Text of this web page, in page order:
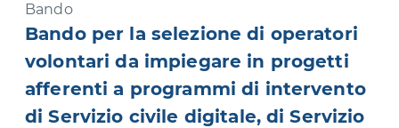
Bando
Bando per la selezione di operatori
volontari da impiegare in progetti
afferenti a programmi di intervento
di Servizio civile digitale, di Servizio